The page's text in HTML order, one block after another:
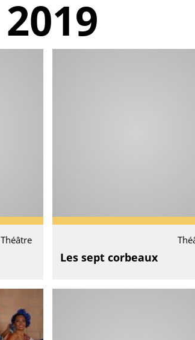
2019
Théâtre
Les sept corbeaux